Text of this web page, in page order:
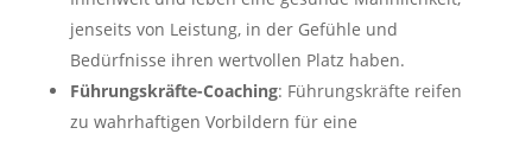
jenseits von Leistung, in der Gefühle und
Bedürfnisse ihren wertvollen Platz haben.
Führungskräfte-Coaching: Führungskräfte reifen
zu wahrhaftigen Vorbildern für eine